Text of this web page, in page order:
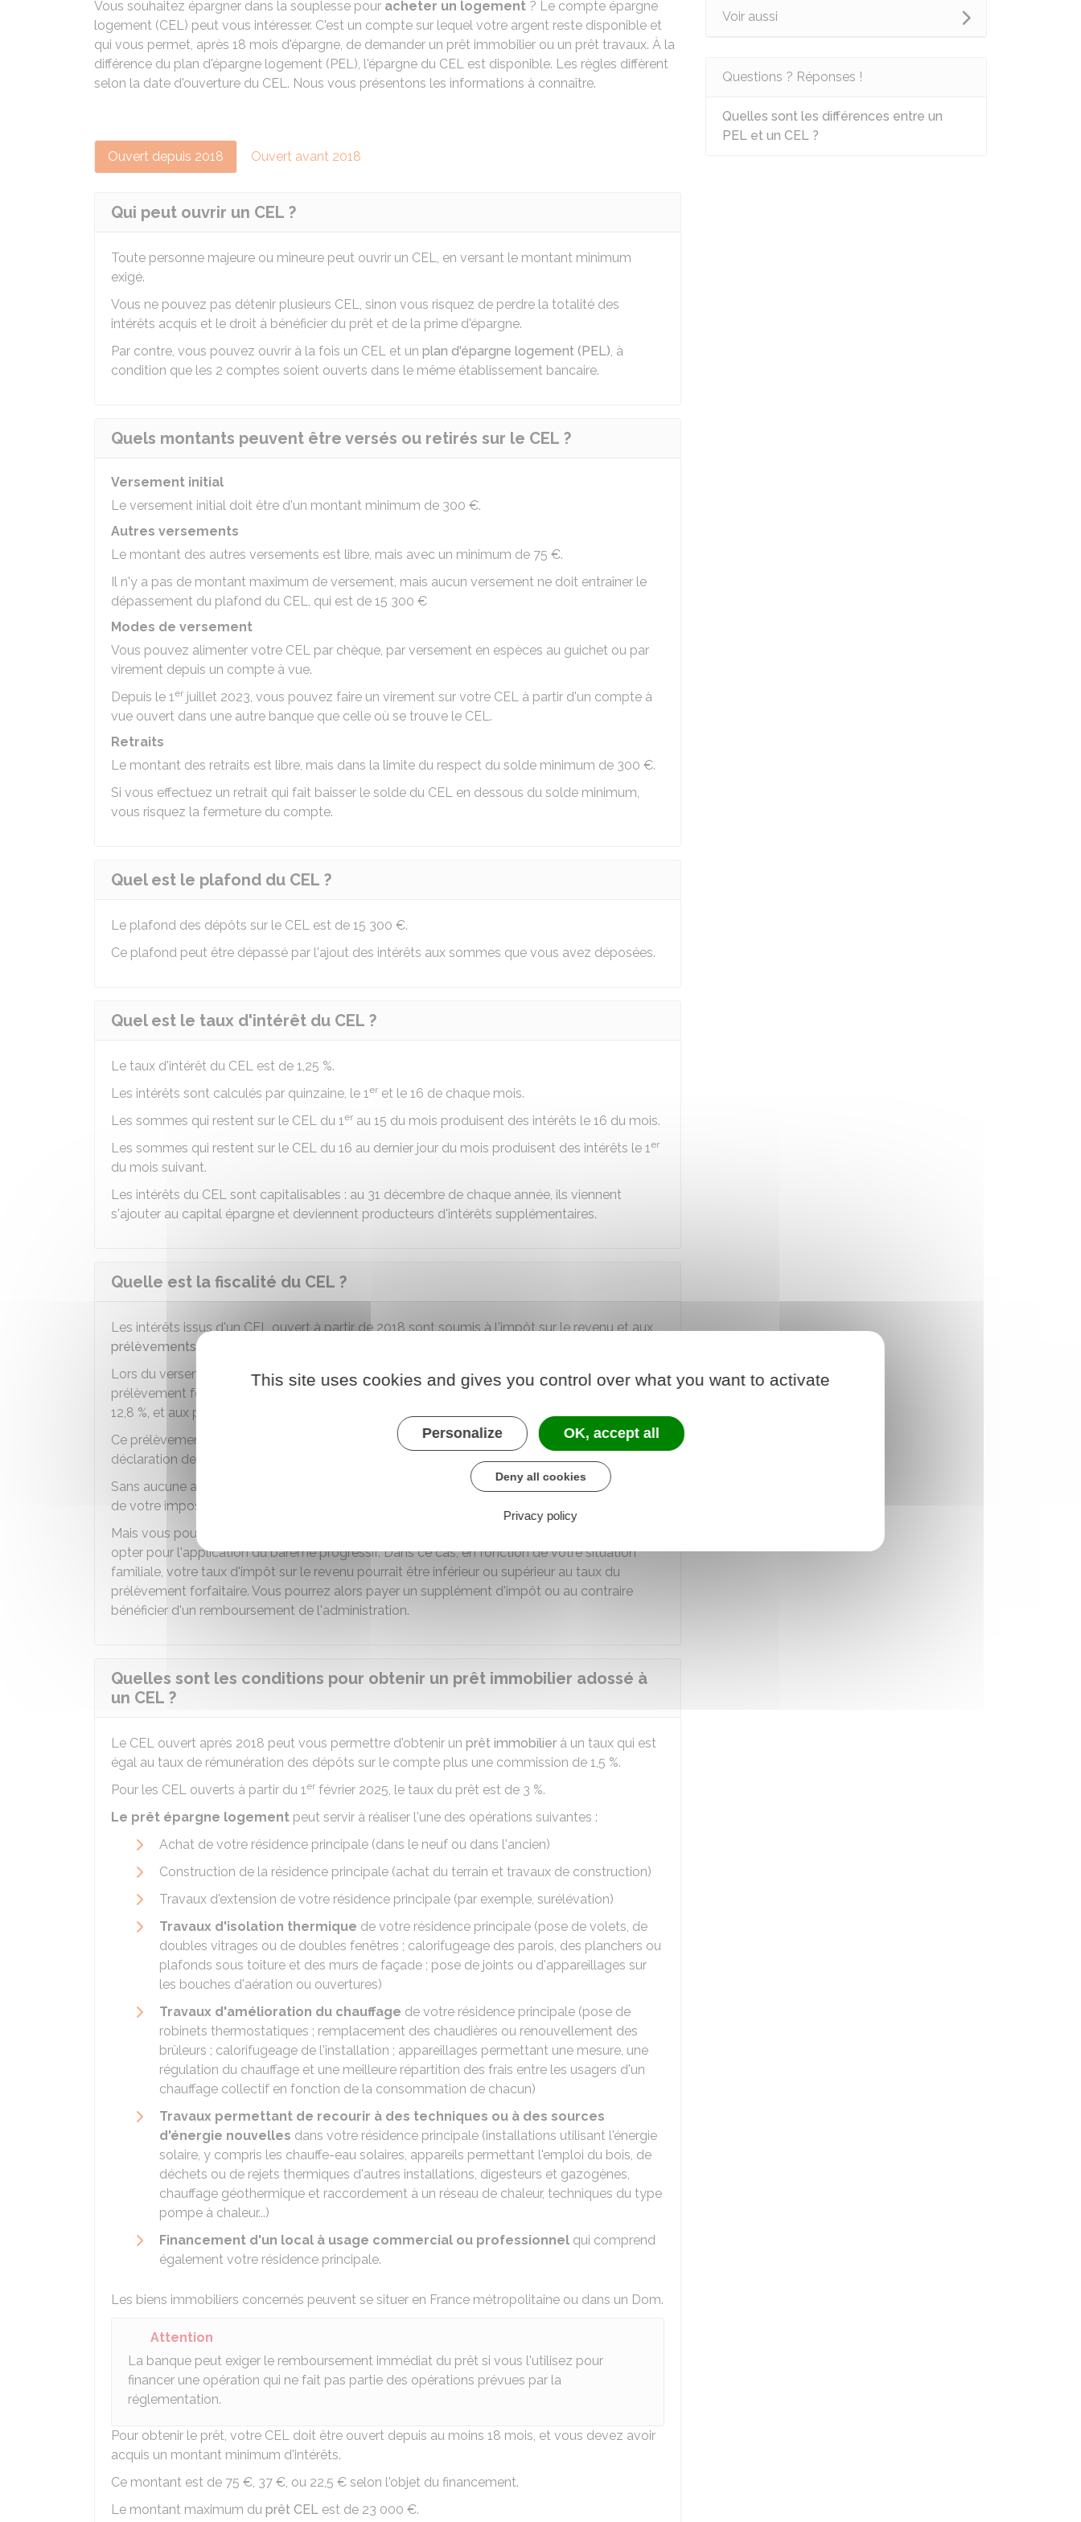
Vous souhaitez épargner dans la souplesse pour acheter un logement ? Le compte épargne
logement (CEL) peut vous intéresser. C'est un compte sur lequel votre argent reste disponible et
qui vous permet, après 18 mois d'épargne, de demander un prêt immobilier ou un prêt travaux. À la
différence du plan d'épargne logement (PEL), l'épargne du CEL est disponible. Les règles diffèrent
selon la date d'ouverture du CEL. Nous vous présentons les informations à connaître.
Ouvert depuis 2018 Ouvert avant 2018
Qui peut ouvrir un CEL ?
Toute personne majeure ou mineure peut ouvrir un CEL, en versant le montant minimum
exigé.
Vous ne pouvez pas détenir plusieurs CEL, sinon vous risquez de perdre la totalité des
intérêts acquis et le droit à bénéficier du prêt et de la prime d'épargne.
Par contre, vous pouvez ouvrir à la fois un CEL et un plan d'épargne logement (PEL), à
condition que les 2 comptes soient ouverts dans le même établissement bancaire.
Quels montants peuvent être versés ou retirés sur le CEL ?
Versement initial
Le versement initial doit être d'un montant minimum de 300 €.
Autres versements
Le montant des autres versements est libre, mais avec un minimum de 75 €.
Il n'y a pas de montant maximum de versement, mais aucun versement ne doit entraîner le
dépassement du plafond du CEL, qui est de 15 300 €
Modes de versement
Vous pouvez alimenter votre CEL par chèque, par versement en espèces au guichet ou par
virement depuis un compte à vue.
Depuis le 1er juillet 2023, vous pouvez faire un virement sur votre CEL à partir d'un compte à
vue ouvert dans une autre banque que celle où se trouve le CEL.
Retraits
Le montant des retraits est libre, mais dans la limite du respect du solde minimum de 300 €.
Si vous effectuez un retrait qui fait baisser le solde du CEL en dessous du solde minimum,
vous risquez la fermeture du compte.
Quel est le plafond du CEL ?
Le plafond des dépôts sur le CEL est de 15 300 €.
Ce plafond peut être dépassé par l'ajout des intérêts aux sommes que vous avez déposées.
Quel est le taux d'intérêt du CEL ?
Le taux d'intérêt du CEL est de 1,25 %.
Les intérêts sont calculés par quinzaine, le 1er et le 16 de chaque mois.
Les sommes qui restent sur le CEL du 1er au 15 du mois produisent des intérêts le 16 du mois.
Les sommes qui restent sur le CEL du 16 au dernier jour du mois produisent des intérêts le 1er
du mois suivant.
Les intérêts du CEL sont capitalisables : au 31 décembre de chaque année, ils viennent
s'ajouter au capital épargne et deviennent producteurs d'intérêts supplémentaires.
Quelle est la fiscalité du CEL ?
Les intérêts issus d'un CEL ouvert à partir de 2018 sont soumis à l'impôt sur le revenu et aux
prélèvements sociaux
Lors du versement des intérêts, l'établissement bancaire doit d'abord effectuer un
prélèvement forfaitaire unique de
, qui correspond à l'impôt sur le revenu, à hauteur de
12,8 %, et aux prélèvements sociaux, à hauteur de 17,2 %.
Ce prélèvement forfaitaire unique est ensuite pris en compte lors du traitement de votre
déclaration de revenus et du calcul de votre imposition définitive.
Sans aucune action de votre part, le prélèvement forfaitaire unique correspond au montant
de votre imposition définitive.
Mais vous pouvez choisir de ne pas conserver le taux forfaitaire de l'impôt sur le revenu et
opter pour l'application du barème progressif. Dans ce cas, en fonction de votre situation
familiale, votre taux d'impôt sur le revenu pourrait être inférieur ou supérieur au taux du
prélèvement forfaitaire. Vous pourrez alors payer un supplément d'impôt ou au contraire
bénéficier d'un remboursement de l'administration.
Quelles sont les conditions pour obtenir un prêt immobilier adossé à
un CEL ?
Le CEL ouvert après 2018 peut vous permettre d'obtenir un prêt immobilier à un taux qui est
égal au taux de rémunération des dépôts sur le compte plus une commission de 1,5 %.
Pour les CEL ouverts à partir du 1er février 2025, le taux du prêt est de 3 %.
Le prêt épargne logement peut servir à réaliser l'une des opérations suivantes :
Achat de votre résidence principale (dans le neuf ou dans l'ancien)
Construction de la résidence principale (achat du terrain et travaux de construction)
Travaux d'extension de votre résidence principale (par exemple, surélévation)
Travaux d'isolation thermique de votre résidence principale (pose de volets, de
doubles vitrages ou de doubles fenêtres ; calorifugeage des parois, des planchers ou
plafonds sous toiture et des murs de façade ; pose de joints ou d'appareillages sur
les bouches d'aération ou ouvertures)
Travaux d'amélioration du chauffage de votre résidence principale (pose de
robinets thermostatiques ; remplacement des chaudières ou renouvellement des
brûleurs ; calorifugeage de l'installation ; appareillages permettant une mesure, une
régulation du chauffage et une meilleure répartition des frais entre les usagers d'un
chauffage collectif en fonction de la consommation de chacun)
Travaux permettant de recourir à des techniques ou à des sources
d'énergie nouvelles dans votre résidence principale (installations utilisant l'énergie
solaire, y compris les chauffe-eau solaires, appareils permettant l'emploi du bois, de
déchets ou de rejets thermiques d'autres installations, digesteurs et gazogènes,
chauffage géothermique et raccordement à un réseau de chaleur, techniques du type
pompe à chaleur...)
Financement d'un local à usage commercial ou professionnel qui comprend
également votre résidence principale.
Les biens immobiliers concernés peuvent se situer en France métropolitaine ou dans un Dom.
Attention
La banque peut exiger le remboursement immédiat du prêt si vous l'utilisez pour
financer une opération qui ne fait pas partie des opérations prévues par la
réglementation.
Pour obtenir le prêt, votre CEL doit être ouvert depuis au moins 18 mois, et vous devez avoir
acquis un montant minimum d'intérêts.
Ce montant est de 75 €, 37 €, ou 22,5 € selon l'objet du financement.
Le montant maximum du prêt CEL est de 23 000 €.
Voir aussi
Questions ? Réponses !
Quelles sont les différences entre un
PEL et un CEL ?
This site uses cookies and gives you control over what you want to activate
Personalize OK, accept all
Deny all cookies
Privacy policy